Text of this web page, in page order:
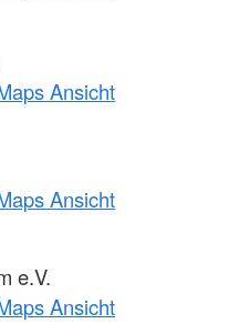
Ansicht
Ansicht
e.V.
Ansicht